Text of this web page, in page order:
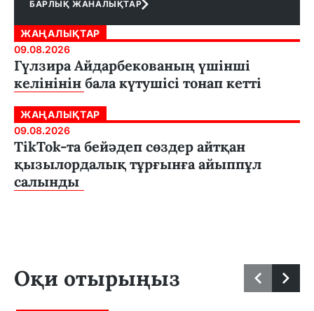
БАРЛЫҚ ЖАНАЛЫҚТАР
ЖАҢАЛЫҚТАР
09.08.2026
Гүлзира Айдарбекованың үшінші
келінінін бала күтушісі тонап кетті
ЖАҢАЛЫҚТАР
09.08.2026
TikTok-та бейәдеп сөздер айтқан
қызылордалық тұрғынға айыппұл
салынды
Оқи отырыңыз